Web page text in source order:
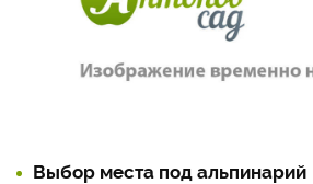
Выбор места под альпинарий